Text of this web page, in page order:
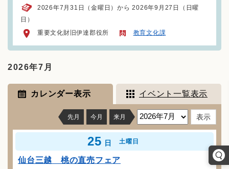
2026年7月31日（金曜日）から 2026年9月27日（日曜
日）
重要文化財旧伊達郡役所
教育文化課
2026年7月
カレンダー表示 イベント一覧表示
先月 今月 来月
25 日 土曜日
仙台三越 桃の直売フェア